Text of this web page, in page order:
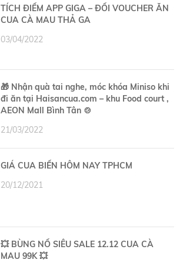
TÍCH ĐIỂM APP GIGA – ĐỔI VOUCHER ĂN
CUA CÀ MAU THẢ GA
03/04/2022
🎁 Nhận quà tai nghe, móc khóa Miniso khi
đi ăn tại Haisancua.com – khu Food court ,
AEON Mall Bình Tân 🍲
21/03/2022
GIÁ CUA BIỂN HÔM NAY TPHCM
20/12/2021
💥 BÙNG NỔ SIÊU SALE 12.12 CUA CÀ
MAU 99K 💥